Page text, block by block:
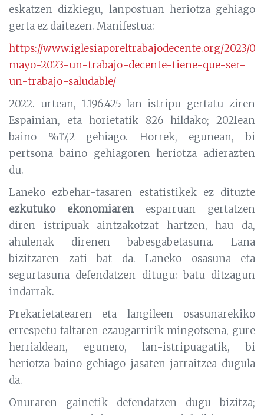
eskatzen dizkiegu, lanpostuan heriotza gehiago
gerta ez daitezen. Manifestua:
https://www.iglesiaporeltrabajodecente.org/2023/
mayo-2023-un-trabajo-decente-tiene-que-ser-
un-trabajo-saludable/
2022. urtean, 1.196.425 lan-istripu gertatu ziren
Espainian, eta horietatik 826 hildako; 2021ean
baino %17,2 gehiago. Horrek, egunean, bi
pertsona baino gehiagoren heriotza adierazten
du.
Laneko ezbehar-tasaren estatistikek ez dituzte
ezkutuko ekonomiaren esparruan gertatzen
diren istripuak aintzakotzat hartzen, hau da,
ahulenak direnen babesgabetasuna. Lana
bizitzaren zati bat da. Laneko osasuna eta
segurtasuna defendatzen ditugu: batu ditzagun
indarrak.
Prekarietatearen eta langileen osasunarekiko
errespetu faltaren ezaugarririk mingotsena, gure
herrialdean, egunero, lan-istripuagatik, bi
heriotza baino gehiago jasaten jarraitzea dugula
da.
Onuraren gainetik defendatzen dugu bizitza;